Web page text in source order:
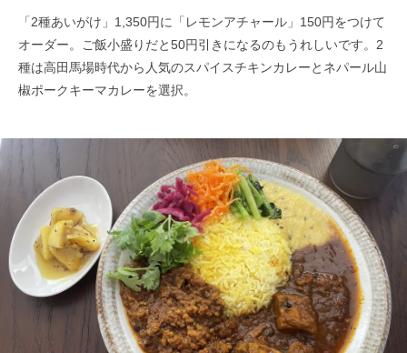
「2種あいがけ」1,350円に「レモンアチャール」150円をつけて
オーダー。ご飯小盛りだと50円引きになるのもうれしいです。2
種は高田馬場時代から人気のスパイスチキンカレーとネパール山
椒ポークキーマカレーを選択。